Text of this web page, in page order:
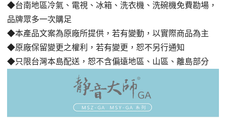
◆台南地區冷氣、電視、冰箱、洗衣機、洗碗機免費勘場，
品牌眾多一次購足
◆本產品文案為原廠所提供，若有變動，以實際商品為主
◆原廠保留變更之權利，若有變更，恕不另行通知
◆只限台灣本島配送，恕不含偏遠地區、山區、離島部分